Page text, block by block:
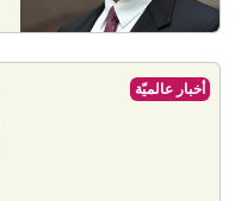
أخبار عالميّة